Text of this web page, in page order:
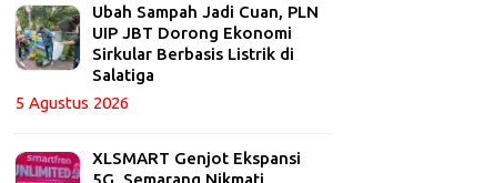
Ubah Sampah Jadi Cuan, PLN
UIP JBT Dorong Ekonomi
Sirkular Berbasis Listrik di
Salatiga
5 Agustus 2026
XLSMART Genjot Ekspansi
5G, Semarang Nikmati